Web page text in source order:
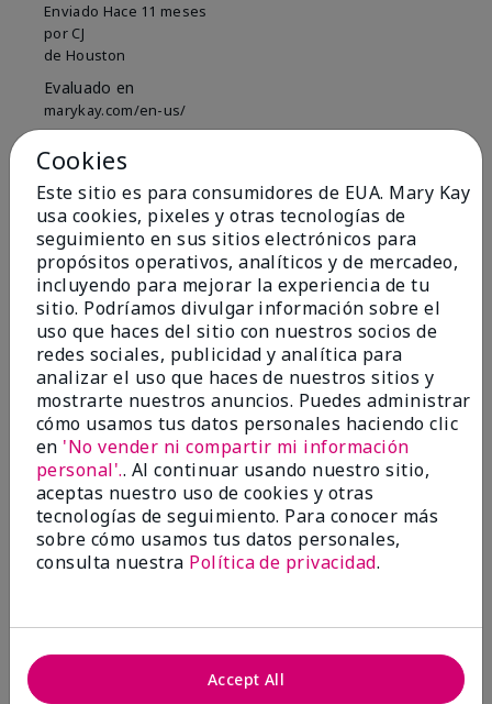
Enviado Hace 11 meses
por CJ
de Houston
Evaluado en
marykay.com/en-us/
de Parfum
I love this fragrance so much! The pink pepper,
orange blossom, peony! I want it in a home
fragrance, body wash, all the things! PLEASE bring
back the body soufle! It was the most luxurious body
cream I've had in a long time! And please do not
discontinue this fragrance! Ever. Thank you!
Mostrar Traducción
Conclusión Sí, recomendaría a un amigo
¿Le ha resultado útil esta
opinión?
14 1
Marcar esta opinión
The ONLY perfume I use!
Cookies
Este sitio es para consumidores de EUA. Mary Kay
usa cookies, pixeles y otras tecnologías de
seguimiento en sus sitios electrónicos para
propósitos operativos, analíticos y de mercadeo,
incluyendo para mejorar la experiencia de tu
sitio. Podríamos divulgar información sobre el
uso que haces del sitio con nuestros socios de
redes sociales, publicidad y analítica para
analizar el uso que haces de nuestros sitios y
mostrarte nuestros anuncios. Puedes administrar
cómo usamos tus datos personales haciendo clic
en 'No vender ni compartir mi información
personal'.. Al continuar usando nuestro sitio,
aceptas nuestro uso de cookies y otras
tecnologías de seguimiento. Para conocer más
sobre cómo usamos tus datos personales,
consulta nuestra Política de privacidad.
Accept All